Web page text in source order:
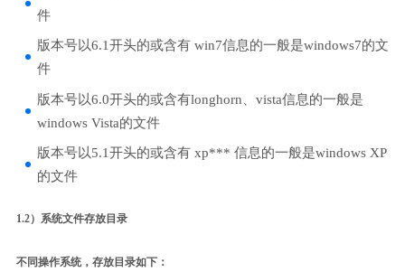
件
版本号以6.1开头的或含有 win7信息的一般是windows7的文
件
版本号以6.0开头的或含有longhorn、vista信息的一般是
windows Vista的文件
版本号以5.1开头的或含有 xp*** 信息的一般是windows XP
的文件
1.2）系统文件存放目录
不同操作系统，存放目录如下：